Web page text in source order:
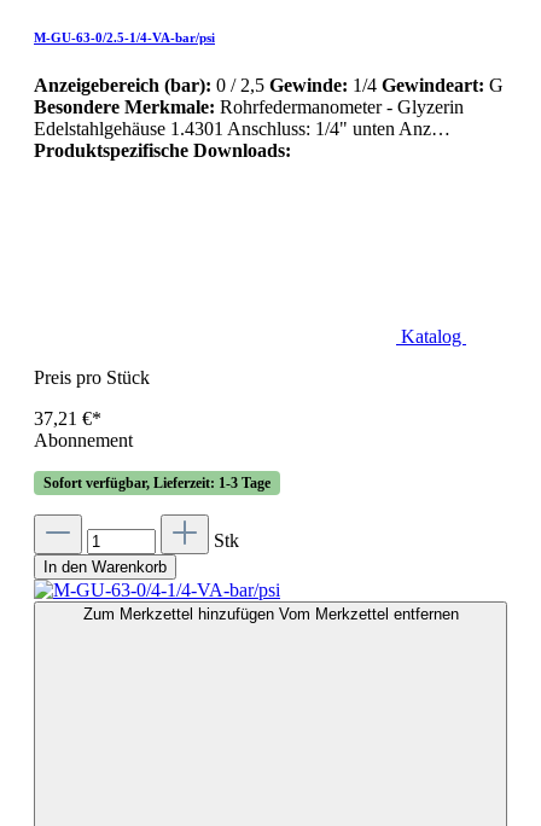
M-GU-63-0/2.5-1/4-VA-bar/psi
Anzeigebereich (bar): 0 / 2,5 Gewinde: 1/4 Gewindeart: G
Besondere Merkmale: Rohrfedermanometer - Glyzerin
Edelstahlgehäuse 1.4301 Anschluss: 1/4" unten Anz…
Produktspezifische Downloads:
Katalog
Preis pro Stück
37,21 €*
Abonnement
Sofort verfügbar, Lieferzeit: 1-3 Tage
Stk
In den Warenkorb
Zum Merkzettel hinzufügen Vom Merkzettel entfernen